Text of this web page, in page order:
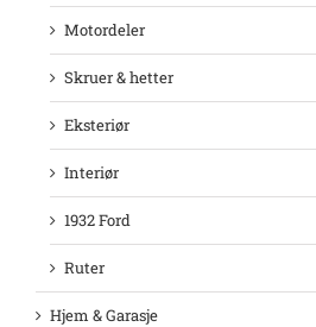
Motordeler
Skruer & hetter
Eksteriør
Interiør
1932 Ford
Ruter
Hjem & Garasje